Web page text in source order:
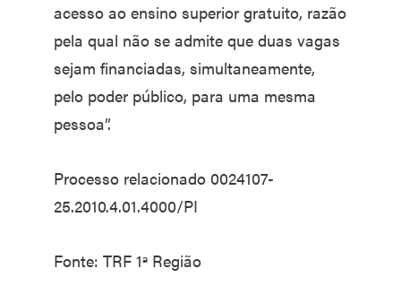
acesso ao ensino superior gratuito, razão
pela qual não se admite que duas vagas
sejam financiadas, simultaneamente,
pelo poder público, para uma mesma
pessoa”.
Processo relacionado 0024107-
25.2010.4.01.4000/PI
Fonte: TRF 1ª Região